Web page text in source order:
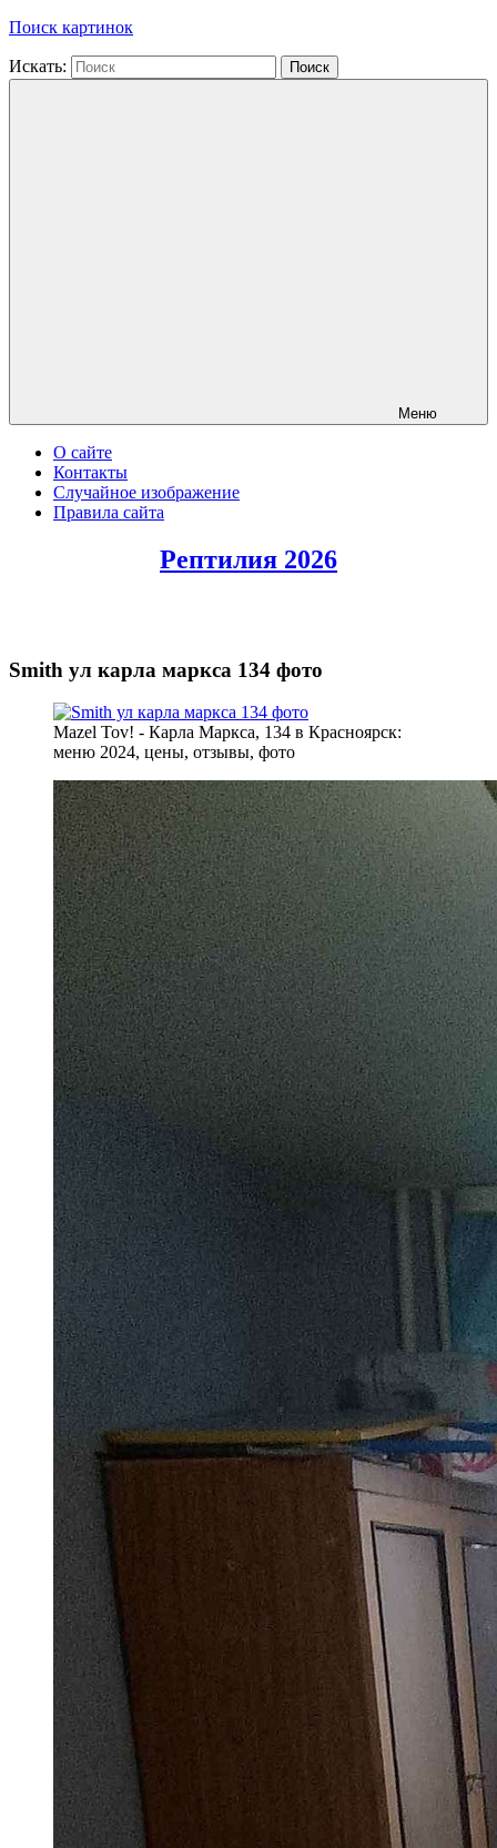
Поиск картинок
Искать: Поиск
Меню
О сайте
Контакты
Случайное изображение
Правила сайта
Рептилия 2026
Smith ул карла маркса 134 фото
Mazel Tov! - Карла Маркса, 134 в Красноярск:
меню 2024, цены, отзывы, фото